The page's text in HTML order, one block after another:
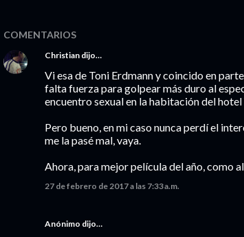
COMENTARIOS
Christian dijo…
Vi esa de Toni Erdmann y coincido en
falta fuerza para golpear más duro al
encuentro sexual en la habitación del hotel
Pero bueno, en mi caso nunca perdí el
me la pasé mal, vaya.
Ahora, para mejor película del año, como
27 de febrero de 2017 a las 7:33 a.m.
Anónimo dijo…